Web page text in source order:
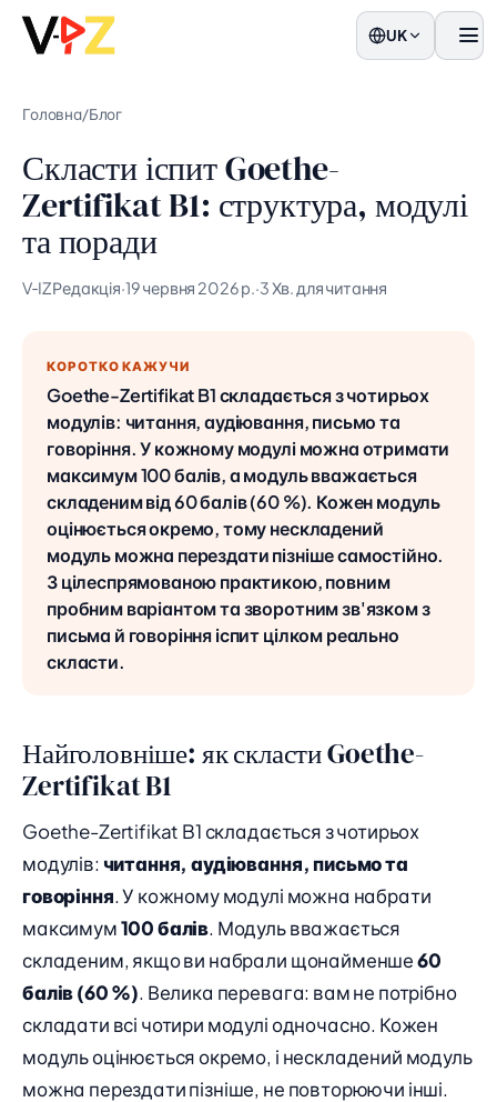
UK
Головна/Блог
Скласти іспит Goethe-
Zertifikat B1: структура, модулі
та поради
V‑IZ Редакція·19 червня 2026 р.·3 Хв. для читання
КОРОТКО КАЖУЧИ
Goethe-Zertifikat B1 складається з чотирьох
модулів: читання, аудіювання, письмо та
говоріння. У кожному модулі можна отримати
максимум 100 балів, а модуль вважається
складеним від 60 балів (60 %). Кожен модуль
оцінюється окремо, тому нескладений
модуль можна перездати пізніше самостійно.
З цілеспрямованою практикою, повним
пробним варіантом та зворотним зв'язком з
письма й говоріння іспит цілком реально
скласти.
Найголовніше: як скласти Goethe-
Zertifikat B1
Goethe-Zertifikat B1 складається з чотирьох
модулів: читання, аудіювання, письмо та
говоріння. У кожному модулі можна набрати
максимум100 балів. Модуль вважається
складеним, якщо ви набрали щонайменше60
балів (60 %). Велика перевага: вам не потрібно
складати всі чотири модулі одночасно. Кожен
модуль оцінюється окремо, і нескладений модуль
можна перездати пізніше, не повторюючи інші.